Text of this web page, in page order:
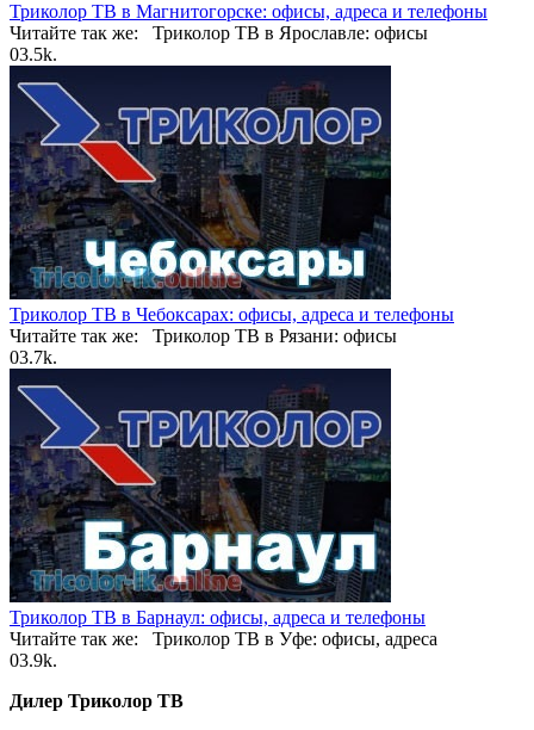
Триколор ТВ в Магнитогорске: офисы, адреса и телефоны
Читайте так же: Триколор ТВ в Ярославле: офисы
03.5k.
Триколор ТВ в Чебоксарах: офисы, адреса и телефоны
Читайте так же: Триколор ТВ в Рязани: офисы
03.7k.
Триколор ТВ в Барнаул: офисы, адреса и телефоны
Читайте так же: Триколор ТВ в Уфе: офисы, адреса
03.9k.
Дилер Триколор ТВ